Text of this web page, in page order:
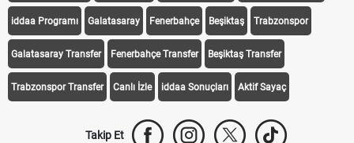
iddaa Programı Galatasaray Fenerbahçe Beşiktaş Trabzonspor
Galatasaray Transfer Fenerbahçe Transfer Beşiktaş Transfer
Trabzonspor Transfer Canlı İzle iddaa Sonuçları Aktif Sayaç
Takip Et